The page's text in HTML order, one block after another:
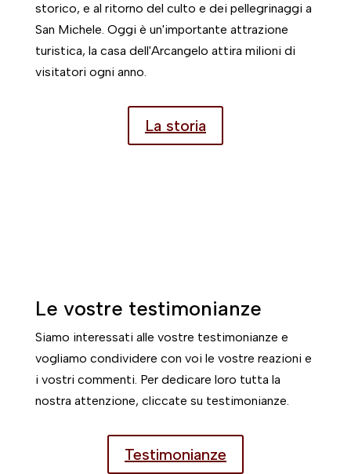
storico, e al ritorno del culto e dei pellegrinaggi a
San Michele. Oggi è un'importante attrazione
turistica, la casa dell'Arcangelo attira milioni di
visitatori ogni anno.
La storia
Le vostre testimonianze
Siamo interessati alle vostre testimonianze e
vogliamo condividere con voi le vostre reazioni e
i vostri commenti. Per dedicare loro tutta la
nostra attenzione, cliccate su testimonianze.
Testimonianze